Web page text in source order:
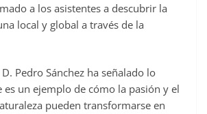
a los asistentes a descubrir la
local y global a través de la
Pedro Sánchez ha señalado lo
es un ejemplo de cómo la pasión y el
pueden transformarse en